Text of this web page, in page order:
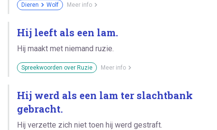
Dieren Wolf Meer info
Hij leeft als een lam.
Hij maakt met niemand ruzie.
Spreekwoorden over Ruzie Meer info
Hij werd als een lam ter slachtbank
gebracht.
Hij verzette zich niet toen hij werd gestraft.